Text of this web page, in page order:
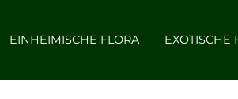
EINHEIMISCHE FLORA EXOTISCHE